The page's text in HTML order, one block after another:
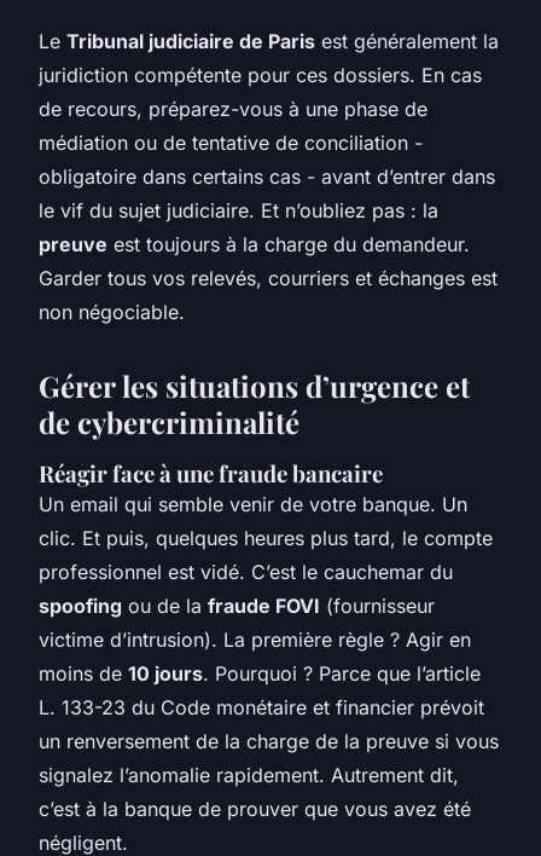
Le Tribunal judiciaire de Paris est généralement la
juridiction compétente pour ces dossiers. En cas
de recours, préparez-vous à une phase de
médiation ou de tentative de conciliation -
obligatoire dans certains cas - avant d’entrer dans
le vif du sujet judiciaire. Et n’oubliez pas : la
preuve est toujours à la charge du demandeur.
Garder tous vos relevés, courriers et échanges est
non négociable.
Gérer les situations d’urgence et
de cybercriminalité
Réagir face à une fraude bancaire
Un email qui semble venir de votre banque. Un
clic. Et puis, quelques heures plus tard, le compte
professionnel est vidé. C’est le cauchemar du
spoofing ou de la fraude FOVI (fournisseur
victime d’intrusion). La première règle ? Agir en
moins de 10 jours. Pourquoi ? Parce que l’article
L. 133-23 du Code monétaire et financier prévoit
un renversement de la charge de la preuve si vous
signalez l’anomalie rapidement. Autrement dit,
c’est à la banque de prouver que vous avez été
négligent.